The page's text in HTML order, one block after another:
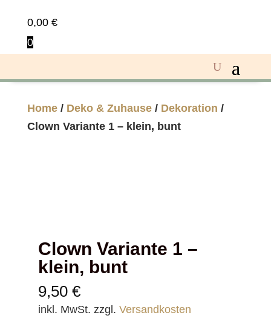
0,00 €
0
Home/ Deko & Zuhause/ Dekoration /
Clown Variante 1 – klein, bunt
Clown Variante 1 –
klein, bunt
9,50 €
inkl. MwSt. zzgl. Versandkosten